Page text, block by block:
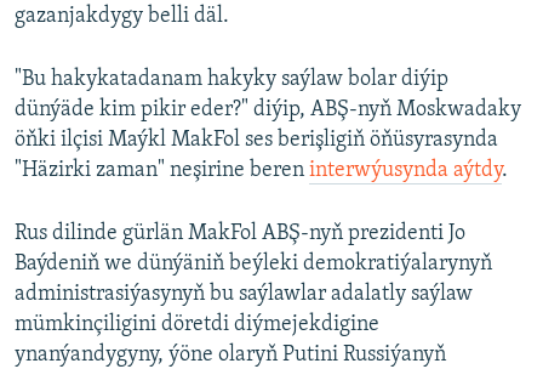
gazanjakdygy belli däl.
"Bu hakykatadanam hakyky saýlaw bolar diýip
dünýäde kim pikir eder?" diýip, ABŞ-nyň Moskwadaky
öňki ilçisi Maýkl MakFol ses berişligiň öňüsyrasynda
"Häzirki zaman" neşirine beren interwýusynda aýtdy.
Rus dilinde gürlän MakFol ABŞ-nyň prezidenti Jo
Baýdeniň we dünýäniň beýleki demokratiýalarynyň
administrasiýasynyň bu saýlawlar adalatly saýlaw
mümkinçiligini döretdi diýmejekdigine
ynanýandygyny, ýöne olaryň Putini Russiýanyň